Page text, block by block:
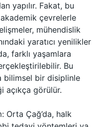
yapılır. Fakat, bu
çevrelerle
mühendislik
yaratıcı yenilikler
farklı yaşamlara
Bu
bilimsel bir disiplinle
açıkça görülür.
Orta Çağ’da, halk